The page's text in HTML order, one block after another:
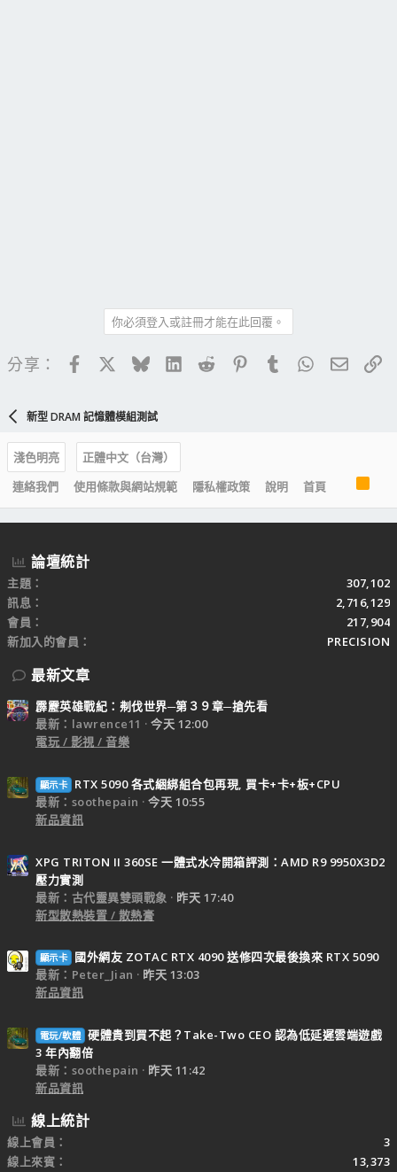
你必須登入或註冊才能在此回覆。
分享： FacebookBlueskyLinkedIn
Reddit PinterestTumblrWhatsApp
電子
新型 DRAM 記憶體模組測試
淺色明亮
正體中文（台灣）
連絡我們
使用條款與網站規範 隱私權政策 說明 首頁
R
S
S
論壇統計
主題
307,102
訊息
2,716,129
會員
217,904
新加入的會員
PRECISION
最新文章
霹靂英雄戰紀：刜伐世界─第３９章─搶先看
最新：lawrence11
今天 12:00
電玩 / 影視 / 音樂
顯示卡
RTX 5090 各式綑綁組合包再現, 買卡+卡+板+CPU
最新：soothepain
今天 10:55
新品資訊
XPG TRITON II 360SE 一體式水冷開箱評測：AMD R9 9950X3D2
壓力實測
最新：古代靈異雙頭戰象
昨天 17:40
新型散熱裝置 / 散熱膏
顯示卡
國外網友 ZOTAC RTX 4090 送修四次最後換來 RTX 5090
最新：Peter_Jian
昨天 13:03
新品資訊
電玩/軟體 硬體貴到買不起？Take-Two CEO 認為低延遲雲端遊戲
3 年內翻倍
最新：soothepain
昨天 11:42
新品資訊
線上統計
線上會員
3
線上來賓
13,373